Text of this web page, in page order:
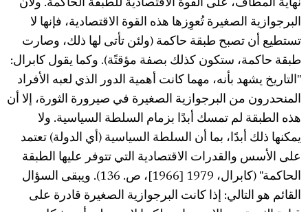
نهاية المطاف، على القوة الاقتصادية للطبقة الحاكمة. ولأن
البرجوازية الصغيرة تُعوِزها هذه القوة الاقتصادية، فإنها لا
تستطيع أن تصبح طبقة حاكمة (ولئن تأتى لها ذلك، وصارت
طبقة حاكمة، ستكون كذلك بصفة مؤقتًة). وكما يقول كابرال:
"التاريخ يشهد بأنه، مهما كانت أهمية الدور الذي لعبه الأفراد
المنحدرون من البرجوازية الصغيرة في صيرورة الثورة، إلا أن
هذه الطبقة لم تمسك أبدًا بزمام السلطة السياسية. ولا
يمكنها ذلك أبدًا، بما أن السلطة السياسية (أي الدولة) تعتمد
على الأسس والقدرات الاقتصادية التي تتوفر عليها الطبقة
الحاكمة" (كابرال، 1979 [1966]، ص. 136). ويبقى السؤال
القائم هو التالي: إذا كانت البرجوازية الصغيرة قادرة على